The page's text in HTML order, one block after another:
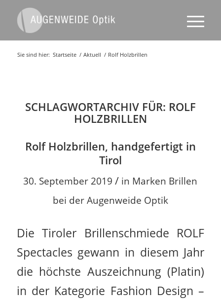
Sie sind hier: Startseite / Aktuell / Rolf Holzbrillen
SCHLAGWORTARCHIV FÜR: ROLF
HOLZBRILLEN
Rolf Holzbrillen, handgefertigt in
Tirol
30. September 2019 / in Marken Brillen
bei der Augenweide Optik
Die Tiroler Brillenschmiede ROLF
Spectacles gewann in diesem Jahr
die höchste Auszeichnung (Platin)
in der Kategorie Fashion Design –